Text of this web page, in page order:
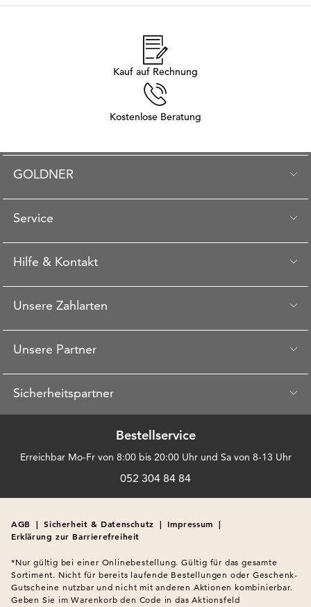
Kauf auf Rechnung
Kostenlose Beratung
GOLDNER
Service
Hilfe & Kontakt
Unsere Zahlarten
Unsere Partner
Sicherheitspartner
Bestellservice
Erreichbar Mo-Fr von 8:00 bis 20:00 Uhr und Sa von 8-13 Uhr
052 304 84 84
AGB | Sicherheit & Datenschutz | Impressum |
Erklärung zur Barrierefreiheit
*Nur gültig bei einer Onlinebestellung. Gültig für das gesamte
Sortiment. Nicht für bereits laufende Bestellungen oder Geschenk-
Gutscheine nutzbar und nicht mit anderen Aktionen kombinierbar.
Geben Sie im Warenkorb den Code in das Aktionsfeld